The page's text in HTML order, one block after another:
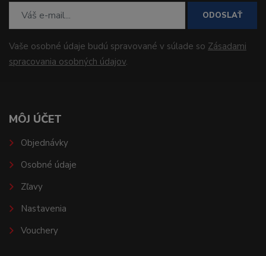
ODOSLAŤ
Vaše osobné údaje budú spravované v súlade so Zásadami
spracovania osobných údajov.
MÔJ ÚČET
Objednávky
Osobné údaje
Zľavy
Nastavenia
Vouchery